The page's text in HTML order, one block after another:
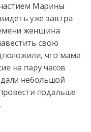
Марины
уже завтра
женщина
свою
что мама
на пару часов
дали небольшой
подальше